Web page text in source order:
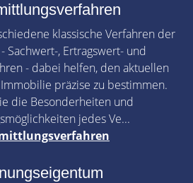
klassische Verfahren der
Sachwert-, Ertragswert- und
- dabei helfen, den aktuellen
präzise zu bestimmen.
die Besonderheiten und
jedes Ve...